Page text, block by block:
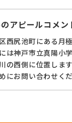
アピールコメン
西尻池町にある月
は神戸市立真陽小
の西側に位置します
にお問い合わせくだ